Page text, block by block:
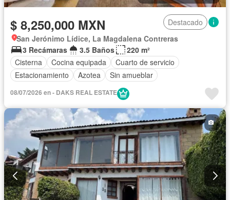
$ 8,250,000 MXN
Destacado
San Jerónimo Lídice, La Magdalena Contreras
3 Recámaras
3.5 Baños
220 m²
Cisterna
Cocina equipada
Cuarto de servicio
Estacionamiento
Azotea Sin amueblar
08/07/2026 en - DAKS REAL ESTATE